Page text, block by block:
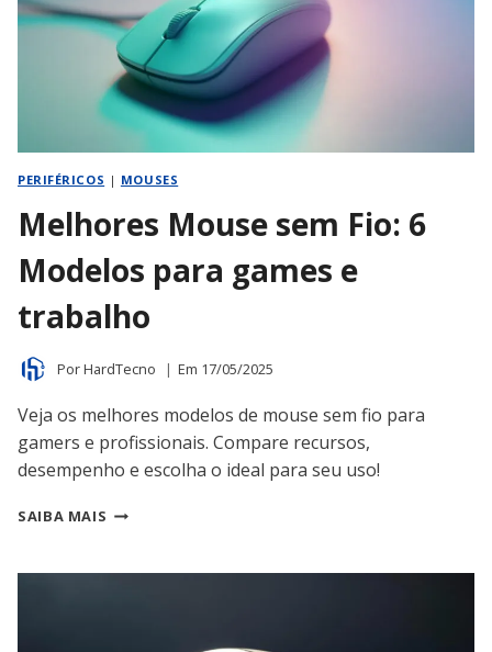
PERIFÉRICOS | MOUSES
Melhores Mouse sem Fio: 6
Modelos para games e
trabalho
PorHardTecno Em 17/05/2025
Veja os melhores modelos de mouse sem fio para
gamers e profissionais. Compare recursos,
desempenho e escolha o ideal para seu uso!
SAIBA MAIS MELHORES
FIO: